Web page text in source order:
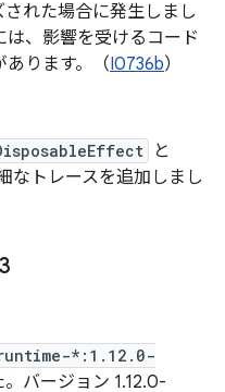
れた場合に発生しまし
、影響を受けるコード
ります。（I0736b）
と
なトレースを追加しまし
*:1.12.0-
バージョン 1.12.0-